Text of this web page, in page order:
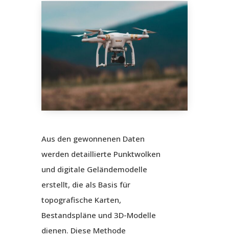
Aus den gewonnenen Daten
werden detaillierte Punktwolken
und digitale Geländemodelle
erstellt, die als Basis für
topografische Karten,
Bestandspläne und 3D-Modelle
dienen. Diese Methode